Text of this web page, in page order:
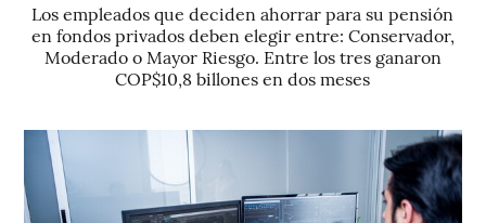
Los empleados que deciden ahorrar para su pensión
en fondos privados deben elegir entre: Conservador,
Moderado o Mayor Riesgo. Entre los tres ganaron
COP$10,8 billones en dos meses